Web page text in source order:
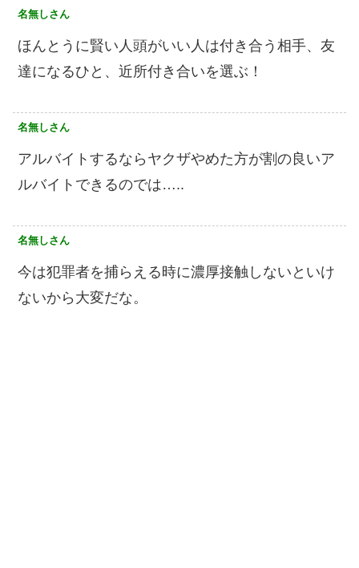
名無しさん
ほんとうに賢い人頭がいい人は付き合う相手、友
達になるひと、近所付き合いを選ぶ！
名無しさん
アルバイトするならヤクザやめた方が割の良いア
ルバイトできるのでは…..
名無しさん
今は犯罪者を捕らえる時に濃厚接触しないといけ
ないから大変だな。